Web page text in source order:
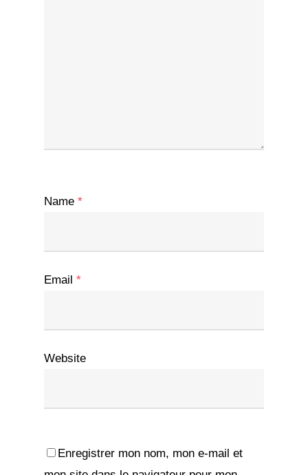
Name *
Email *
Website
Enregistrer mon nom, mon e-mail et